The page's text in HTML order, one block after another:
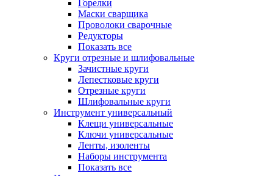
Горелки
Маски сварщика
Проволоки сварочные
Редукторы
Показать все
Круги отрезные и шлифовальные
Зачистные круги
Лепестковые круги
Отрезные круги
Шлифовальные круги
Инструмент универсальный
Клещи универсальные
Ключи универсальные
Ленты, изоленты
Наборы инструмента
Показать все